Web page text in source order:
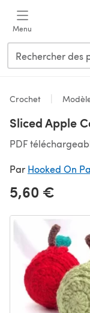
Menu
Crochet
Sliced Apple
PDF
Par Hooked On
5,60 €